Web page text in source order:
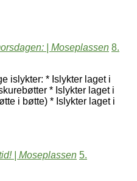
| Moseplassen 8.
islykter: * Islykter laget i
* Islykter laget i
i bøtte) * Islykter laget i
| Moseplassen 5.